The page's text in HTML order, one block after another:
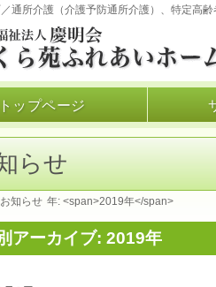
通所介護（介護予防通所介護）、特定高
トップページ
らせ
お知らせ 年: <span>2019年</span>
アーカイブ: 2019年